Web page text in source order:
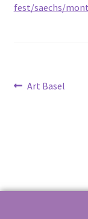
fest/saechs/
Art Basel